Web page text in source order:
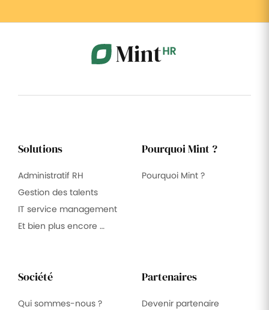
Solutions
Administratif RH
Gestion des talents
IT service management
Et bien plus encore …
Pourquoi Mint ?
Pourquoi Mint ?
Société
Qui sommes-nous ?
Partenaires
Devenir partenaire